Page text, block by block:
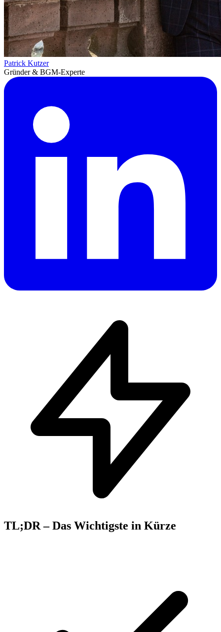
Patrick Kutzer
Gründer & BGM-Experte
TL;DR – Das Wichtigste in Kürze